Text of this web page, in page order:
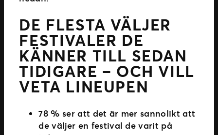
DE FLESTA VÄLJER
FESTIVALER DE
KÄNNER TILL SEDAN
TIDIGARE – OCH VILL
VETA LINEUPEN
78 % ser att det är mer sannolikt att
de väljer en festival de varit på